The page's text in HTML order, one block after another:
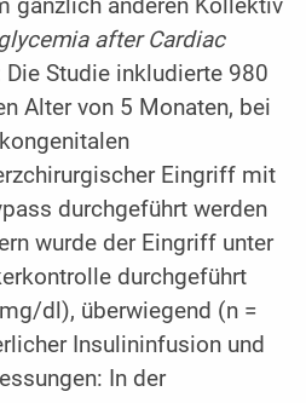
gänzlich anderen Kollektiv
after Cardiac
Die Studie inkludierte 980
Alter von 5 Monaten, bei
Eingriff mit
durchgeführt werden
wurde der Eingriff unter
durchgeführt
dl), überwiegend (n =
Insulininfusion und
In der